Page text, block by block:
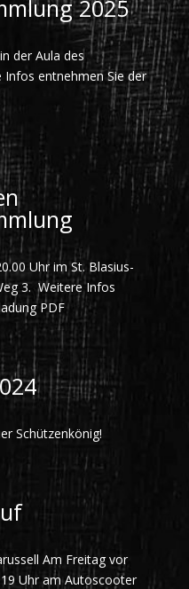
2025
der Aula des
Infos entnehmen Sie der
Uhr im St. Blasius-
3. Weitere Infos
PDF
Schützenkönig!
Am Freitag vor
Uhr am Autoscooter